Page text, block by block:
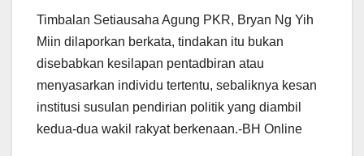
Timbalan Setiausaha Agung PKR, Bryan Ng Yih
Miin dilaporkan berkata, tindakan itu bukan
disebabkan kesilapan pentadbiran atau
menyasarkan individu tertentu, sebaliknya kesan
institusi susulan pendirian politik yang diambil
kedua-dua wakil rakyat berkenaan.-BH Online